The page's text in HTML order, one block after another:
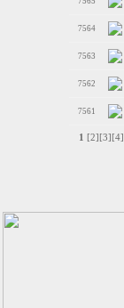
7564
7563
7562
7561
1 [2] [3] [4]